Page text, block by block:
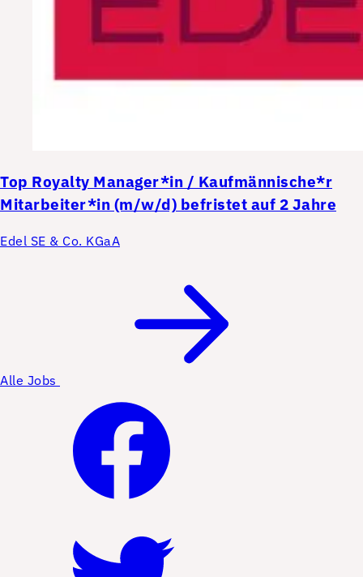
Top Royalty Manager*in / Kaufmännische*r
Mitarbeiter*in (m/w/d) befristet auf 2 Jahre
Edel SE & Co. KGaA
Alle Jobs